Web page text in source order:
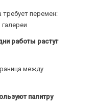
требует перемен:
работы растут
между
палитру